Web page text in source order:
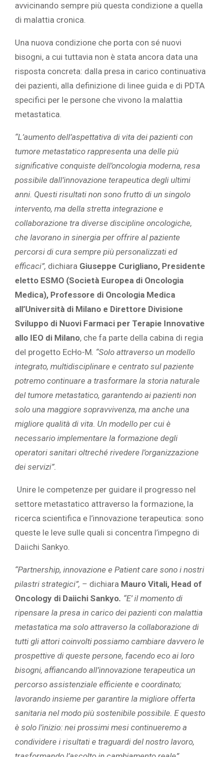
avvicinando sempre più questa condizione a quella
di malattia cronica.
Una nuova condizione che porta con sé nuovi
bisogni, a cui tuttavia non è stata ancora data una
risposta concreta: dalla presa in carico continuativa
dei pazienti, alla definizione di linee guida e di PDTA
specifici per le persone che vivono la malattia
metastatica.
“L’aumento dell’aspettativa di vita dei pazienti con
tumore metastatico rappresenta una delle più
significative conquiste dell’oncologia moderna, resa
possibile dall’innovazione terapeutica degli ultimi
anni. Questi risultati non sono frutto di un singolo
intervento, ma della stretta integrazione e
collaborazione tra diverse discipline oncologiche,
che lavorano in sinergia per offrire al paziente
percorsi di cura sempre più personalizzati ed
efficaci”, dichiara Giuseppe Curigliano, Presidente
eletto ESMO (Società Europea di Oncologia
Medica), Professore di Oncologia Medica
all’Università di Milano e Direttore Divisione
Sviluppo di Nuovi Farmaci per Terapie Innovative
allo IEO di Milano, che fa parte della cabina di regia
del progetto EcHo-M. “Solo attraverso un modello
integrato, multidisciplinare e centrato sul paziente
potremo continuare a trasformare la storia naturale
del tumore metastatico, garantendo ai pazienti non
solo una maggiore sopravvivenza, ma anche una
migliore qualità di vita. Un modello per cui è
necessario implementare la formazione degli
operatori sanitari oltreché rivedere l’organizzazione
dei servizi”.
Unire le competenze per guidare il progresso nel
settore metastatico attraverso la formazione, la
ricerca scientifica e l’innovazione terapeutica: sono
queste le leve sulle quali si concentra l’impegno di
Daiichi Sankyo.
“Partnership, innovazione e Patient care sono i nostri
pilastri strategici”, – dichiara Mauro Vitali, Head of
Oncology di Daiichi Sankyo. “E’ il momento di
ripensare la presa in carico dei pazienti con malattia
metastatica ma solo attraverso la collaborazione di
tutti gli attori coinvolti possiamo cambiare davvero le
prospettive di queste persone, facendo eco ai loro
bisogni, affiancando all’innovazione terapeutica un
percorso assistenziale efficiente e coordinato;
lavorando insieme per garantire la migliore offerta
sanitaria nel modo più sostenibile possibile. E questo
è solo l’inizio: nei prossimi mesi continueremo a
condividere i risultati e traguardi del nostro lavoro,